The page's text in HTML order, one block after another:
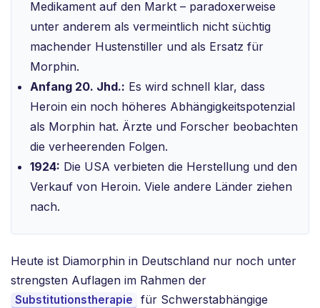
Medikament auf den Markt – paradoxerweise
unter anderem als vermeintlich nicht süchtig
machender Hustenstiller und als Ersatz für
Morphin.
Anfang 20. Jhd.: Es wird schnell klar, dass
Heroin ein noch höheres Abhängigkeitspotenzial
als Morphin hat. Ärzte und Forscher beobachten
die verheerenden Folgen.
1924: Die USA verbieten die Herstellung und den
Verkauf von Heroin. Viele andere Länder ziehen
nach.
Heute ist Diamorphin in Deutschland nur noch unter
strengsten Auflagen im Rahmen der
Substitutionstherapie
für Schwerstabhängige